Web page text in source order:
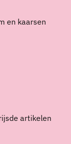
en kaarsen
artikelen